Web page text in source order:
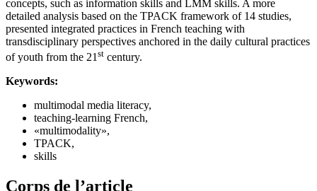
concepts, such as information skills and LMM skills. A more
detailed analysis based on the TPACK framework of 14 studies,
presented integrated practices in French teaching with
transdisciplinary perspectives anchored in the daily cultural practices
of youth from the 21 st century.
Keywords:
multimodal media literacy,
teaching-learning French,
«multimodality»,
TPACK,
skills
Corps de l’article